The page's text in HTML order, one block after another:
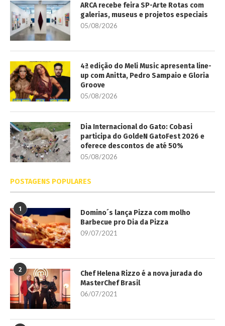
ARCA recebe feira SP-Arte Rotas com
galerias, museus e projetos especiais
05/08/2026
4ª edição do Meli Music apresenta line-
up com Anitta, Pedro Sampaio e Gloria
Groove
05/08/2026
Dia Internacional do Gato: Cobasi
participa do GoldeN GatoFest 2026 e
oferece descontos de até 50%
05/08/2026
POSTAGENS POPULARES
1
Domino´s lança Pizza com molho
Barbecue pro Dia da Pizza
09/07/2021
2
Chef Helena Rizzo é a nova jurada do
MasterChef Brasil
06/07/2021